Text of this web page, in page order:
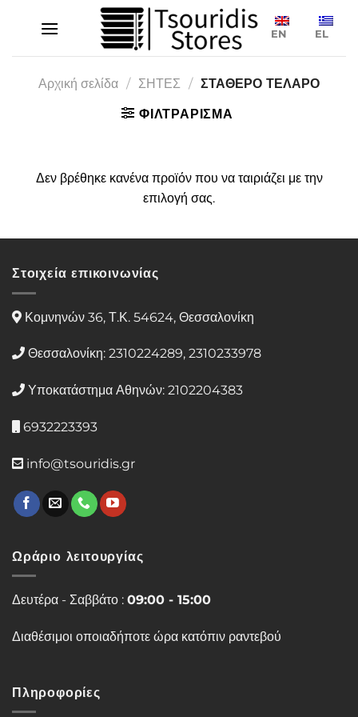
EN EL
Αρχική σελίδα / ΣΗΤΕΣ / ΣΤΑΘΕΡΟ ΤΕΛΑΡΟ
ΦΙΛΤΡΑΡΙΣΜΑ
Δεν βρέθηκε κανένα προϊόν που να ταιριάζει με την
επιλογή σας.
Στοιχεία επικοινωνίας
Κομνηνών 36, Τ.Κ. 54624, Θεσσαλονίκη
Θεσσαλονίκη: 2310224289, 2310233978
Υποκατάστημα Αθηνών: 2102204383
6932223393
info@tsouridis.gr
Ωράριο λειτουργίας
Δευτέρα - Σαββάτο : 09:00 - 15:00
Διαθέσιμοι οποιαδήποτε ώρα κατόπιν ραντεβού
Πληροφορίες